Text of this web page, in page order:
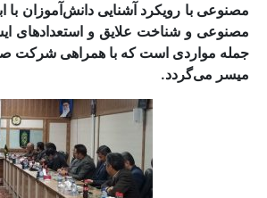
مصنوعی با رویکرد آشنایی دانش‌آموزان
مصنوعی و شناخت علایق و استعدادهای
جمله مواردی است که با همراهی شرکت
میسر می‌گردد.